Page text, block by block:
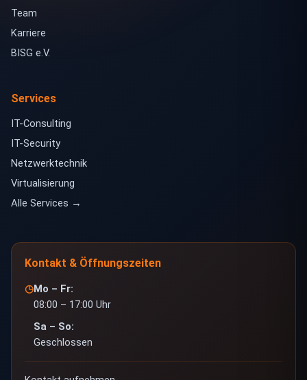
Team
Karriere
BISG e.V.
Services
IT-Consulting
IT-Security
Netzwerktechnik
Virtualisierung
Alle Services →
Kontakt & Öffnungszeiten
◷Mo – Fr:
08:00 – 17:00 Uhr
Sa – So:
Geschlossen